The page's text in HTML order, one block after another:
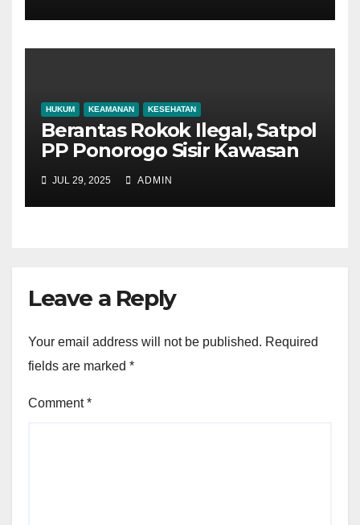
HUKUM KEAMANAN KESEHATAN
Berantas Rokok Ilegal, Satpol
PP Ponorogo Sisir Kawasan
JUL 29, 2025 ADMIN
Leave a Reply
Your email address will not be published. Required
fields are marked *
Comment*